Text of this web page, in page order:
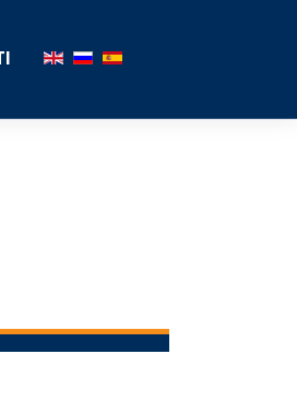
Seleziona la tua lingua